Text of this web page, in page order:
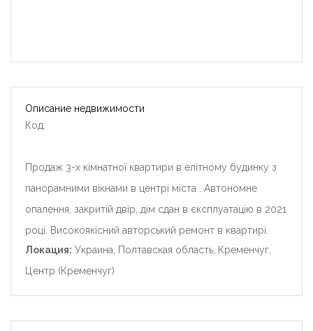
Описание недвижимости
Код:
Продаж 3-х кімнатної квартири в елітному будинку з
панорамними вікнами в центрі міста . Автономне
опалення, закритій двір, дім сдан в єксплуатацію в 2021
році. Високоякісний авторський ремонт в квартирі.
Локация: Украина, Полтавская область, Кременчуг,
Центр (Кременчуг)